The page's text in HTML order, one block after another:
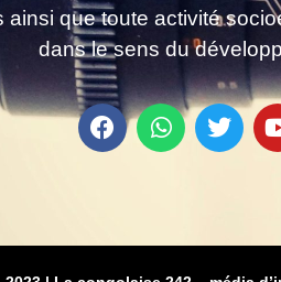
ainsi que toute activité
dans le sens du